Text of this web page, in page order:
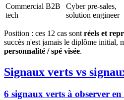
Commercial B2B
tech
Cyber pre-sales,
solution engineer
Position : ces 12 cas sont réels et
succès n'est jamais le diplôme initial,
personnalité / spé visée.
Signaux verts vs
6 signaux verts à observer